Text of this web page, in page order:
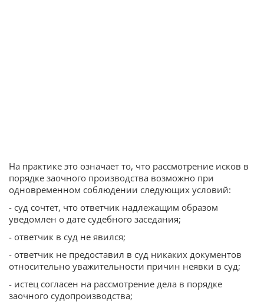
На практике это означает то, что рассмотрение исков в
порядке заочного производства возможно при
одновременном соблюдении следующих условий:
- суд сочтет, что ответчик надлежащим образом
уведомлен о дате судебного заседания;
- ответчик в суд не явился;
- ответчик не предоставил в суд никаких документов
относительно уважительности причин неявки в суд;
- истец согласен на рассмотрение дела в порядке
заочного судопроизводства;